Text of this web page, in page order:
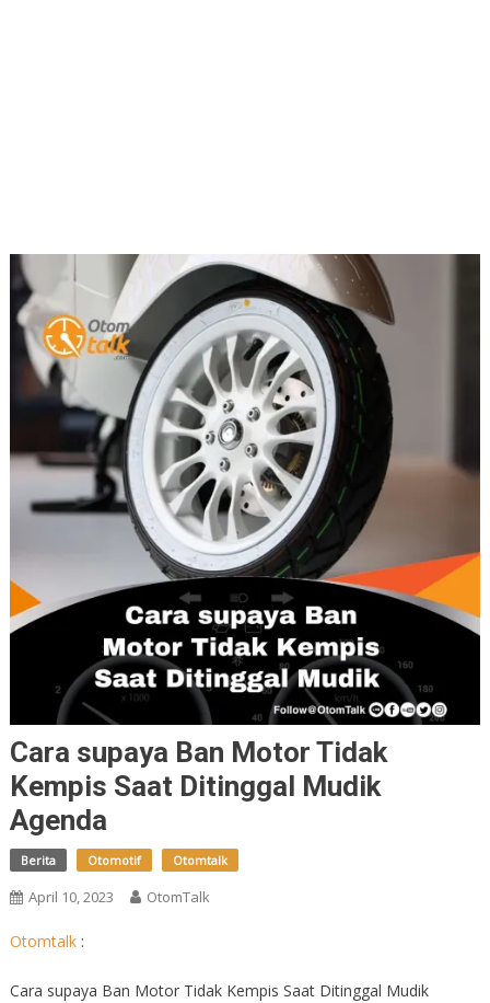
Cara supaya Ban Motor Tidak
Kempis Saat Ditinggal Mudik
Agenda
Berita Otomotif Otomtalk
April 10, 2023 OtomTalk
Otomtalk:
Cara supaya Ban Motor Tidak Kempis Saat Ditinggal Mudik